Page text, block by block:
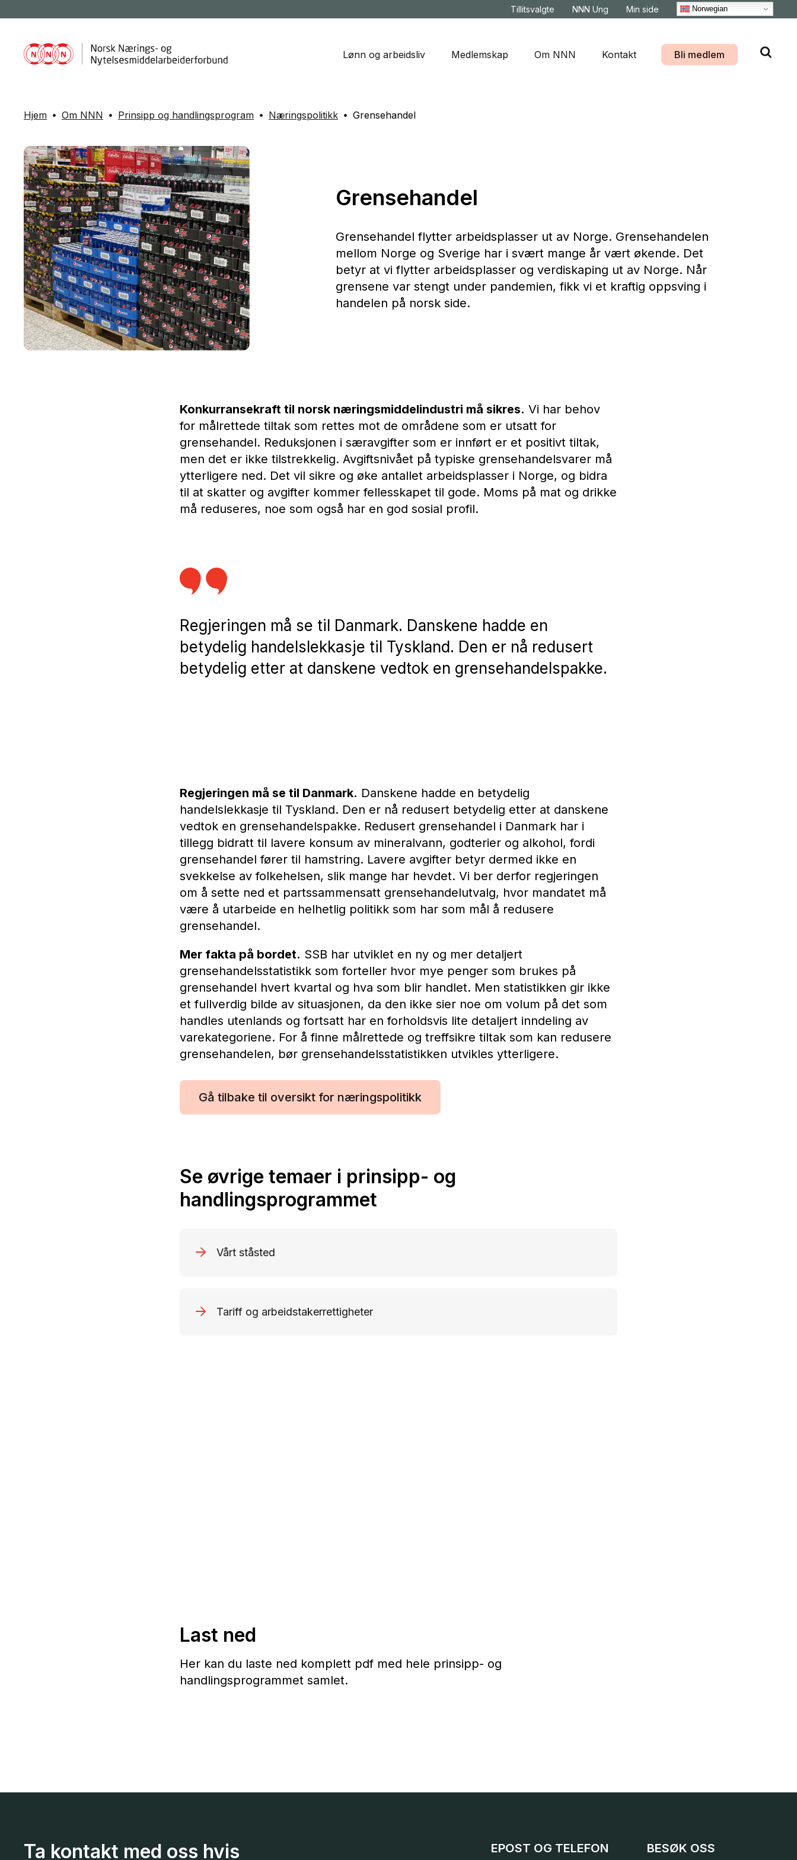
Tillitsvalgte NNN Ung Min side Norwegian
Lønn og arbeidsliv Medlemskap Om NNN Kontakt Bli medlem
Hjem Om NNN Prinsipp og handlingsprogram Næringspolitikk Grensehandel
Grensehandel
Grensehandel flytter arbeidsplasser ut av Norge. Grensehandelen
mellom Norge og Sverige har i svært mange år vært økende. Det
betyr at vi flytter arbeidsplasser og verdiskaping ut av Norge. Når
grensene var stengt under pandemien, fikk vi et kraftig oppsving i
handelen på norsk side.
Konkurransekraft til norsk næringsmiddelindustri må sikres. Vi har behov
for målrettede tiltak som rettes mot de områdene som er utsatt for
grensehandel. Reduksjonen i særavgifter som er innført er et positivt tiltak,
men det er ikke tilstrekkelig. Avgiftsnivået på typiske grensehandelsvarer må
ytterligere ned. Det vil sikre og øke antallet arbeidsplasser i Norge, og bidra
til at skatter og avgifter kommer fellesskapet til gode. Moms på mat og drikke
må reduseres, noe som også har en god sosial profil.
Regjeringen må se til Danmark. Danskene hadde en
betydelig handelslekkasje til Tyskland. Den er nå redusert
betydelig etter at danskene vedtok en grensehandelspakke.
Regjeringen må se til Danmark. Danskene hadde en betydelig
handelslekkasje til Tyskland. Den er nå redusert betydelig etter at danskene
vedtok en grensehandelspakke. Redusert grensehandel i Danmark har i
tillegg bidratt til lavere konsum av mineralvann, godterier og alkohol, fordi
grensehandel fører til hamstring. Lavere avgifter betyr dermed ikke en
svekkelse av folkehelsen, slik mange har hevdet. Vi ber derfor regjeringen
om å sette ned et partssammensatt grensehandelutvalg, hvor mandatet må
være å utarbeide en helhetlig politikk som har som mål å redusere
grensehandel.
Mer fakta på bordet. SSB har utviklet en ny og mer detaljert
grensehandelsstatistikk som forteller hvor mye penger som brukes på
grensehandel hvert kvartal og hva som blir handlet. Men statistikken gir ikke
et fullverdig bilde av situasjonen, da den ikke sier noe om volum på det som
handles utenlands og fortsatt har en forholdsvis lite detaljert inndeling av
varekategoriene. For å finne målrettede og treffsikre tiltak som kan redusere
grensehandelen, bør grensehandelsstatistikken utvikles ytterligere.
Gå tilbake til oversikt for næringspolitikk
Se øvrige temaer i prinsipp- og
handlingsprogrammet
Vårt ståsted
Tariff og arbeidstakerrettigheter
Last ned
Her kan du laste ned komplett pdf med hele prinsipp- og
handlingsprogrammet samlet.
Ta kontakt med oss hvis EPOST OG TELEFON BESØK OSS